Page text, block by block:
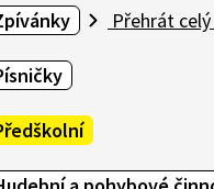
Přehrát